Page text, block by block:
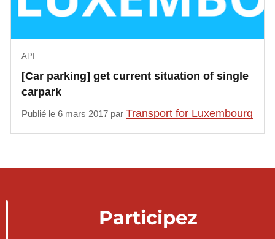
[Car parking] get current situation of single
carpark
API
Publié le 6 mars 2017 parTransport for Luxembourg
Participez